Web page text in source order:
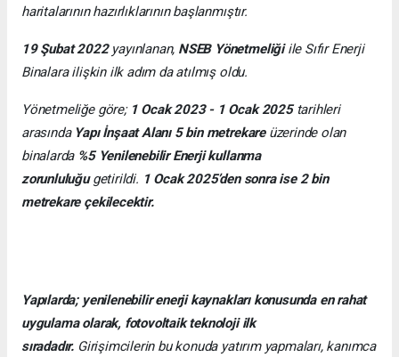
haritalarının hazırlıklarının başlanmıştır.
19 Şubat 2022 yayınlanan, NSEB Yönetmeliğiile Sıfır Enerji
Binalara ilişkin ilk adım da atılmış oldu.
Yönetmeliğe göre; 1 Ocak 2023 - 1 Ocak 2025 tarihleri
arasında Yapı İnşaat Alanı 5 bin metrekare üzerinde olan
binalarda%5 Yenilenebilir Enerji kullanma
zorunluluğugetirildi. 1 Ocak 2025’den sonra ise 2 bin
metrekare çekilecektir.
Yapılarda; yenilenebilir enerji kaynakları konusunda en rahat
uygulama olarak, fotovoltaik teknoloji ilk
sıradadır. Girişimcilerin bu konuda yatırım yapmaları, kanımca